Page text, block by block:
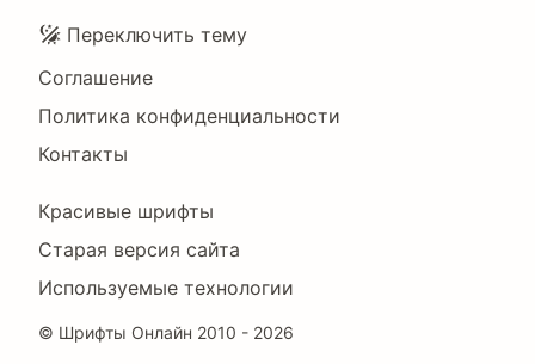
Подвал
Переключить тему
Соглашение
Политика конфиденциальности
Контакты
Footer
Right
Красивые шрифты
Старая версия сайта
Используемые технологии
© Шрифты Онлайн 2010 - 2026